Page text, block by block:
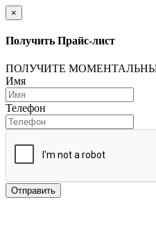
×
Получить Прайс-лист
ПОЛУЧИТЕ
Имя
Телефон
Отправить